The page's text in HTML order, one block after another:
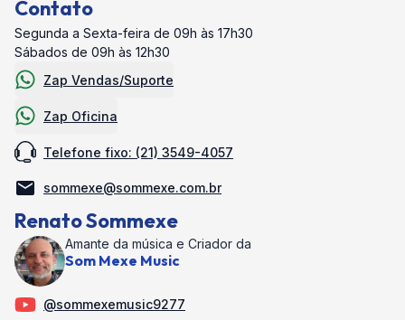
Contato
Segunda a Sexta-feira de 09h às 17h30
Sábados de 09h às 12h30
Zap Vendas/Suporte
Zap Oficina
Telefone fixo: (21) 3549-4057
sommexe@sommexe.com.br
Renato Sommexe
Amante da música e Criador da
Som Mexe Music
@sommexemusic9277